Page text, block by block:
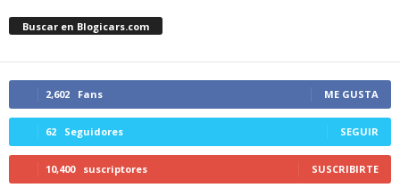
Buscar en Blogicars.com
2,602 Fans ME GUSTA
62 Seguidores SEGUIR
10,400 suscriptores SUSCRIBIRTE